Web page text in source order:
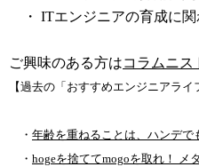
・ ITエンジニアの育成に関
ご興味のある方はコラムニス
【過去の「おすすめエンジニアライ
・ 年齢を重ねることは、ハンデで
・ hogeを捨ててmogoを取れ！ メ